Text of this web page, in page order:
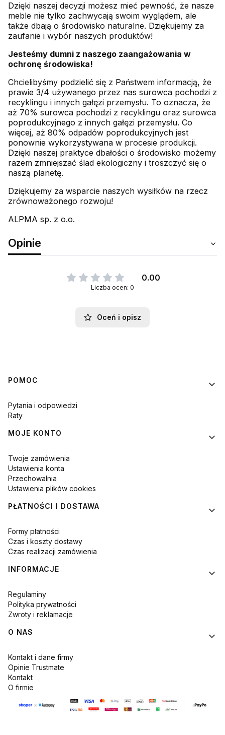
Dzięki naszej decyzji możesz mieć pewność, że nasze
meble nie tylko zachwycają swoim wyglądem, ale
także dbają o środowisko naturalne. Dziękujemy za
zaufanie i wybór naszych produktów!
Jesteśmy dumni z naszego zaangażowania w
ochronę środowiska!
Chcielibyśmy podzielić się z Państwem informacją, że
prawie 3/4 używanego przez nas surowca pochodzi z
recyklingu i innych gałęzi przemysłu. To oznacza, że
aż 70% surowca pochodzi z recyklingu oraz surowca
poprodukcyjnego z innych gałęzi przemysłu. Co
więcej, aż 80% odpadów poprodukcyjnych jest
ponownie wykorzystywana w procesie produkcji.
Dzięki naszej praktyce dbałości o środowisko możemy
razem zmniejszać ślad ekologiczny i troszczyć się o
naszą planetę.
Dziękujemy za wsparcie naszych wysiłków na rzecz
zrównoważonego rozwoju!
ALPMA sp. z o.o.
Opinie
0.00
Liczba ocen: 0
Oceń i opisz
Linki w stopce
POMOC
Pytania i odpowiedzi
Raty
MOJE KONTO
Twoje zamówienia
Ustawienia konta
Przechowalnia
Ustawienia plików cookies
PŁATNOŚCI I DOSTAWA
Formy płatności
Czas i koszty dostawy
Czas realizacji zamówienia
INFORMACJE
Regulaminy
Polityka prywatności
Zwroty i reklamacje
O NAS
Kontakt i dane firmy
Opinie Trustmate
Kontakt
O firmie